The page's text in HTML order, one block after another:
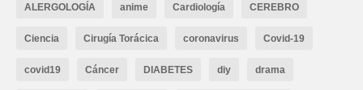
ALERGOLOGÍA anime Cardiología CEREBRO
Ciencia Cirugía Torácica coronavirus Covid-19
covid19 Cáncer DIABETES diy drama